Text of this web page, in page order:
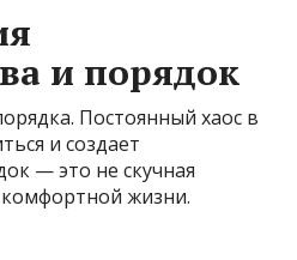
и порядок
Постоянный хаос в
и создает
— это не скучная
жизни.